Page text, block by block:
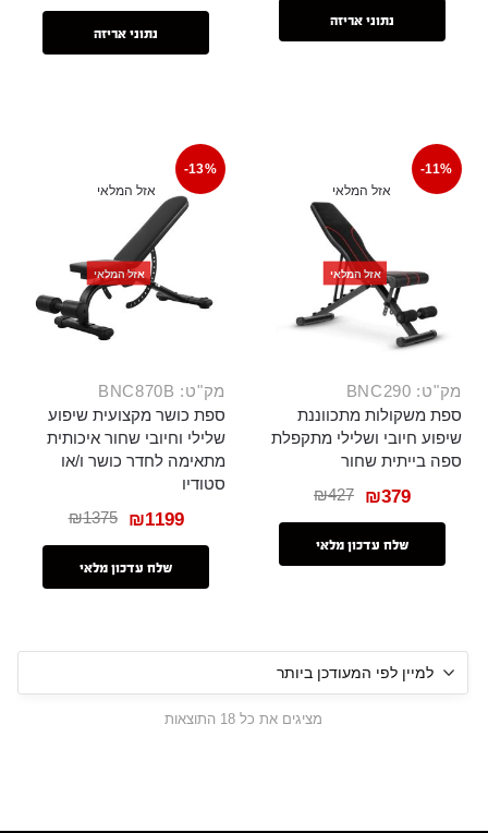
נתוני אריזה
נתוני אריזה
-11%
אזל המלאי
אזל המלאי
מק"ט: BNC290
ספת משקולות מתכווננת
שיפוע חיובי ושלילי מתקפלת
ספה בייתית שחור
₪427 ₪379
שלח עדכון מלאי
-13%
אזל המלאי
אזל המלאי
מק"ט: BNC870B
ספת כושר מקצועית שיפוע
שלילי וחיובי שחור איכותית
מתאימה לחדר כושר ו/או
סטודיו
₪1375 ₪1199
שלח עדכון מלאי
מציגים את כל ⁦18⁩ התוצאות